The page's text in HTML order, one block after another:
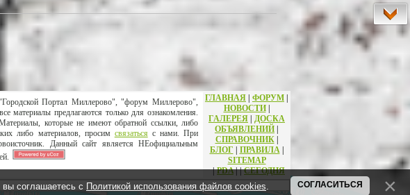
Портал Миллерово", "форум Миллерово",
материалы предлагаются только для ознакомления.
которые не имеют обратной ссылки, либо
либо материалов, просим связатьсяс нами. При
Данный сайт является НЕофициальным
ГЛАВНАЯ ФОРУМ
НОВОСТИ|
ГАЛЕРЕЯ
ДОСКА
ОБЪЯВЛЕНИЙ
СПРАВОЧНИК|
БЛОГ
ПРАВИЛА|
SITEMAP
|PDA||СЕГОДНЯ
соглашаетесь с Политикой использования файлов cookies СОГЛАСИТЬСЯ